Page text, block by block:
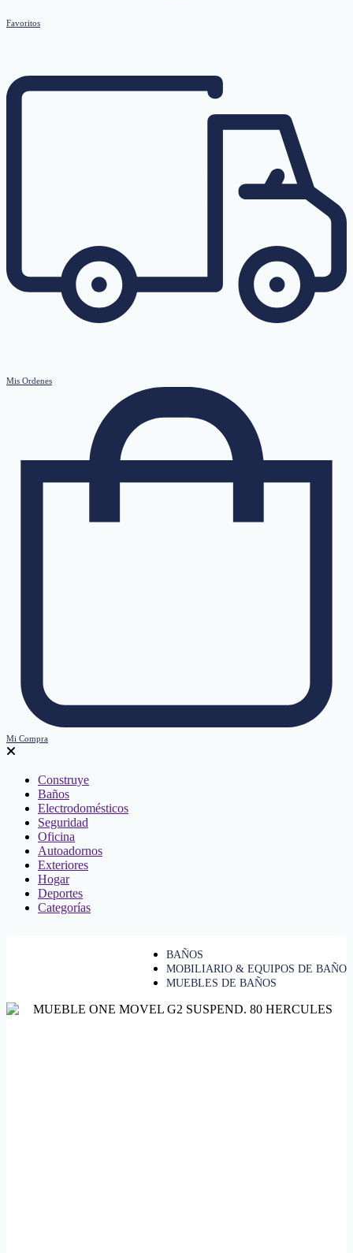
Favoritos
Mis Ordenes
Mi Compra
Construye
Baños
Electrodomésticos
Seguridad
Oficina
Autoadornos
Exteriores
Hogar
Deportes
Categorías
BAÑOS
MOBILIARIO & EQUIPOS DE BAÑO
MUEBLES DE BAÑOS